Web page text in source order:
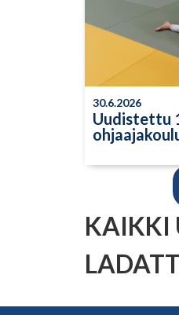
30.6.2026
Uudistettu
KAIKKI